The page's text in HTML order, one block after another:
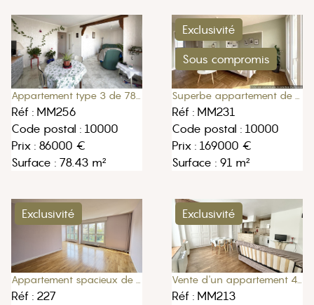
Appartement type 3 de 78m2 à Troyes
Réf : MM256
Code postal : 10000
Prix : 86000 €
Surface : 78.43 m²
Exclusivité
Sous compromis
Superbe appartement de 91m2 dans résidence sécurisée
Réf : MM231
Code postal : 10000
Prix : 169000 €
Surface : 91 m²
Exclusivité
Appartement spacieux de 3 chambres
Réf : 227
Exclusivité
Vente d'un appartement 45m2 à Pont-Sainte-Marie
Réf : MM213